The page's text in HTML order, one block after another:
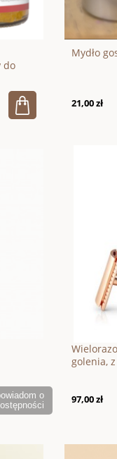
do
Mydło
21,00 zł
o
golenia,
97,00 zł